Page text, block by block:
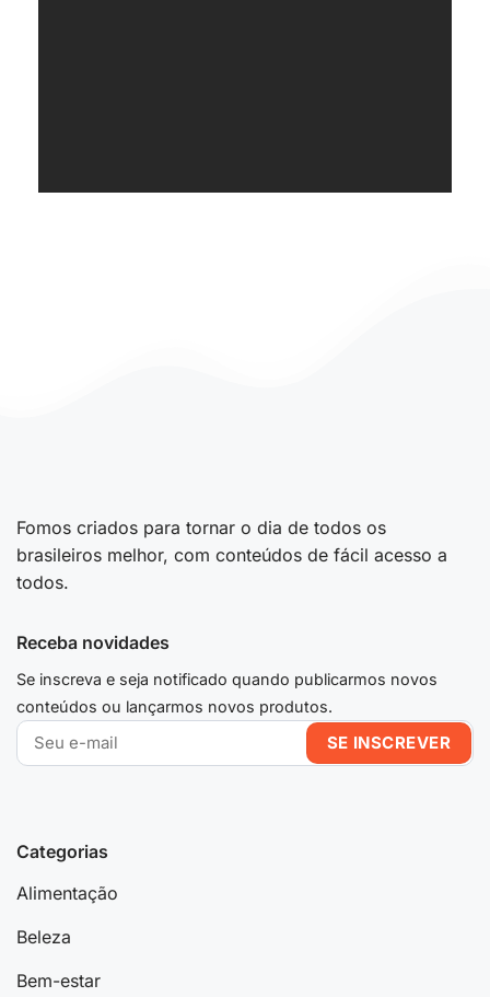
Fomos criados para tornar o dia de todos os
brasileiros melhor, com conteúdos de fácil acesso a
todos.
Categorias
Alimentação
Beleza
Bem-estar
Receba novidades
Se inscreva e seja notificado quando publicarmos novos
conteúdos ou lançarmos novos produtos.